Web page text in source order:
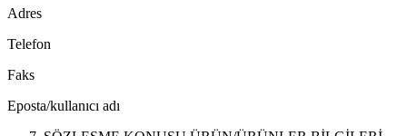
Adres
Telefon
Faks
Eposta/kullanıcı adı